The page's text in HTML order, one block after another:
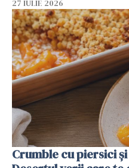
27 IULIE 2026
Crumble cu piersici